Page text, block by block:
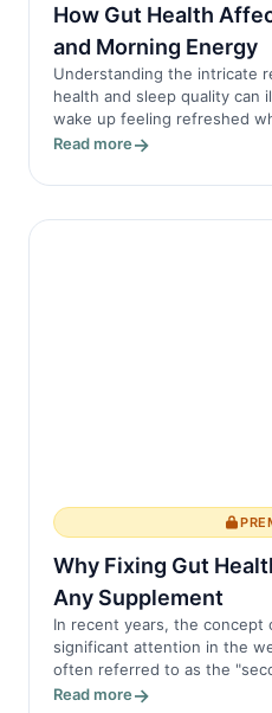
How Gut Health
and Morning Energy
Understanding the intricate
health and sleep quality can
wake up feeling refreshed
Read more
Why Fixing Gut
Any Supplement
In recent years, the concept
significant attention in the
often referred to as the
Read more